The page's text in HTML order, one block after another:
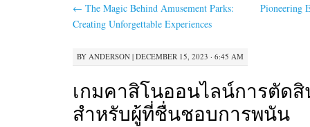
← The Magic Behind Amusement Parks:
Creating Unforgettable Experiences
Pioneering
BY ANDERSON | DECEMBER 15, 2023 · 6:45 AM
เกมคาสิโนออนไลน์การตัด
สำหรับผู้ที่ชื่นชอบการพนัน